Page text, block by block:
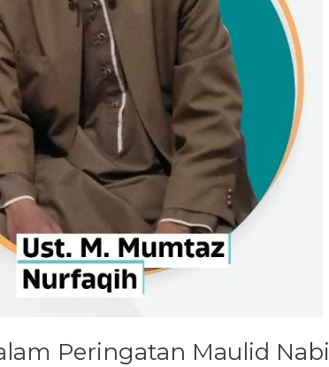
Peringatan Maulid Nabi